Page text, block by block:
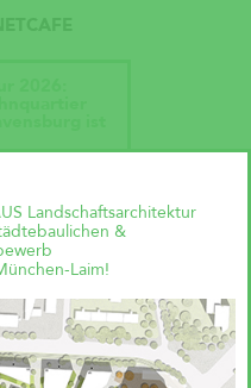
Landschaftsarchitektur
&
Laim!